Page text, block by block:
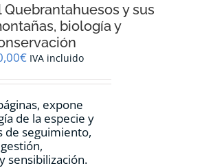
Quebrantahuesos y sus
biología y
€ IVA incluido
expone
de la especie y
de seguimiento,
sensibilización.